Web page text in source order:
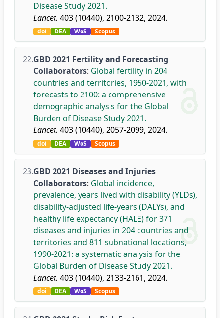
Disease Study 2021.
Lancet. 403 (10440), 2100-2132, 2024.
doi DEA WoS Scopus
22.GBD 2021 Fertility and Forecasting
Collaborators: Global fertility in 204
countries and territories, 1950-2021, with
forecasts to 2100: a comprehensive
demographic analysis for the Global
Burden of Disease Study 2021.
Lancet. 403 (10440), 2057-2099, 2024.
doi DEA WoS Scopus
23.GBD 2021 Diseases and Injuries
Collaborators: Global incidence,
prevalence, years lived with disability (YLDs),
disability-adjusted life-years (DALYs), and
healthy life expectancy (HALE) for 371
diseases and injuries in 204 countries and
territories and 811 subnational locations,
1990-2021: a systematic analysis for the
Global Burden of Disease Study 2021.
Lancet. 403 (10440), 2133-2161, 2024.
doi DEA WoS Scopus